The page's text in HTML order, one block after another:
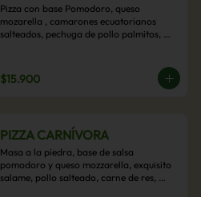
Pizza con base Pomodoro, queso
mozarella , camarones ecuatorianos
salteados, pechuga de pollo palmitos,
$15.900
PIZZA CARNÍVORA
Masa a la piedra, base de salsa
pomodoro y queso mozzarella, exquisito
salame, pollo salteado, carne de res,